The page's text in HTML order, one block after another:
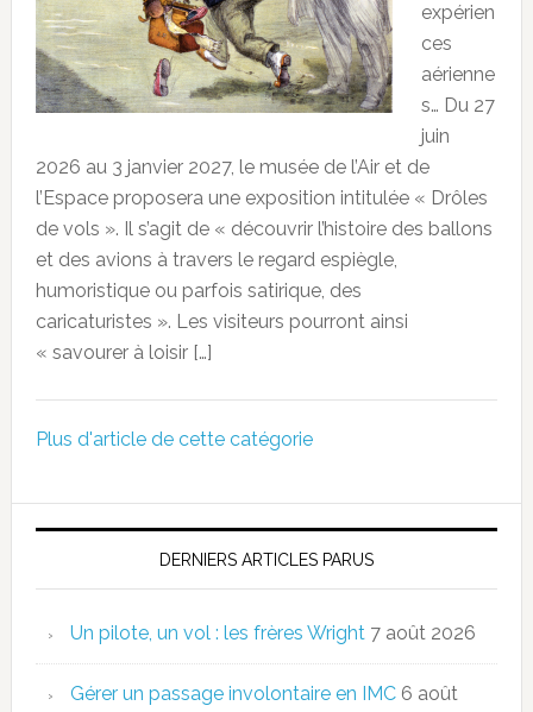
expérien
ces
aérienne
s… Du 27
juin
2026 au 3 janvier 2027, le musée de l’Air et de
l’Espace proposera une exposition intitulée « Drôles
de vols ». Il s’agit de « découvrir l’histoire des ballons
et des avions à travers le regard espiègle,
humoristique ou parfois satirique, des
caricaturistes ». Les visiteurs pourront ainsi
« savourer à loisir […]
Plus d'article de cette catégorie
DERNIERS ARTICLES PARUS
Un pilote, un vol : les frères Wright 7 août 2026
Gérer un passage involontaire en IMC 6 août